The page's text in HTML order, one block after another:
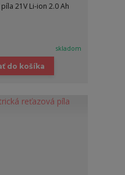
21V Li-ion 2.0 Ah
skladom
do košíka